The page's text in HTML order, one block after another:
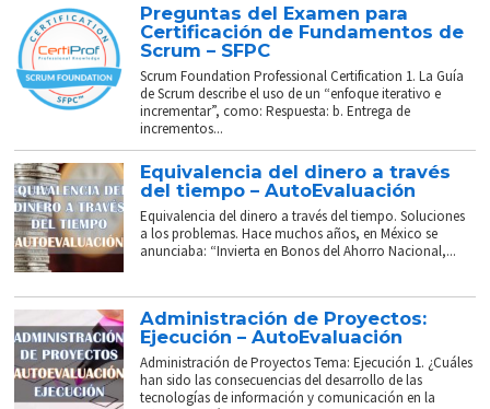
Preguntas del Examen para
Certificación de Fundamentos de
Scrum – SFPC
Scrum Foundation Professional Certification 1. La Guía
de Scrum describe el uso de un “enfoque iterativo e
incrementar”, como: Respuesta: b. Entrega de
incrementos...
Equivalencia del dinero a través
del tiempo – AutoEvaluación
Equivalencia del dinero a través del tiempo. Soluciones
a los problemas. Hace muchos años, en México se
anunciaba: “Invierta en Bonos del Ahorro Nacional,...
Administración de Proyectos:
Ejecución – AutoEvaluación
Administración de Proyectos Tema: Ejecución 1. ¿Cuáles
han sido las consecuencias del desarrollo de las
tecnologías de información y comunicación en la